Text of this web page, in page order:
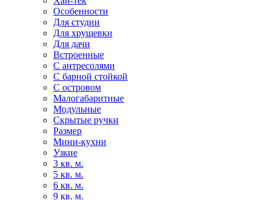
Особенности
Для студии
Для хрущевки
Для дачи
Встроенные
С антресолями
С барной стойкой
С островом
Малогабаритные
Модульные
Скрытые ручки
Размер
Мини-кухни
Узкие
3 кв. м.
5 кв. м.
6 кв. м.
9 кв. м.